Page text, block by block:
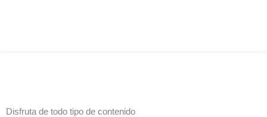
Disfruta de todo tipo de contenido